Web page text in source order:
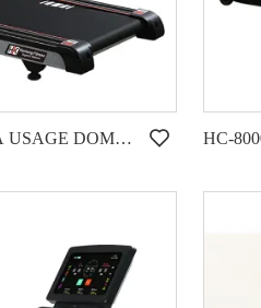
TAPIS ROULANT ÉLECTRIQUE À USAGE DOMESTIQUE HD-600